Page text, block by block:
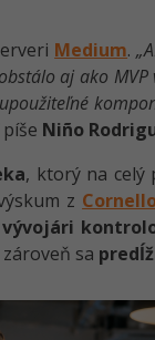
Medium.
aj ako
píše Niño
, ktorý na celý
z
vývojári
zároveň sa